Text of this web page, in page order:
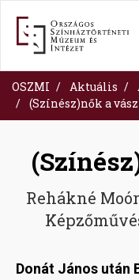
tartalomra
OSZMI Aktuális
(Színész)nők a
Rehákné
Donát János után